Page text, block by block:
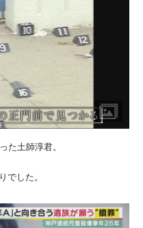
た土師淳君。
でした。